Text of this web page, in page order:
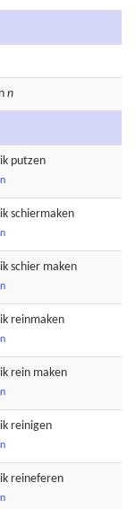
n
putzen
schiermaken
schier maken
reinmaken
rein maken
reinigen
reineferen